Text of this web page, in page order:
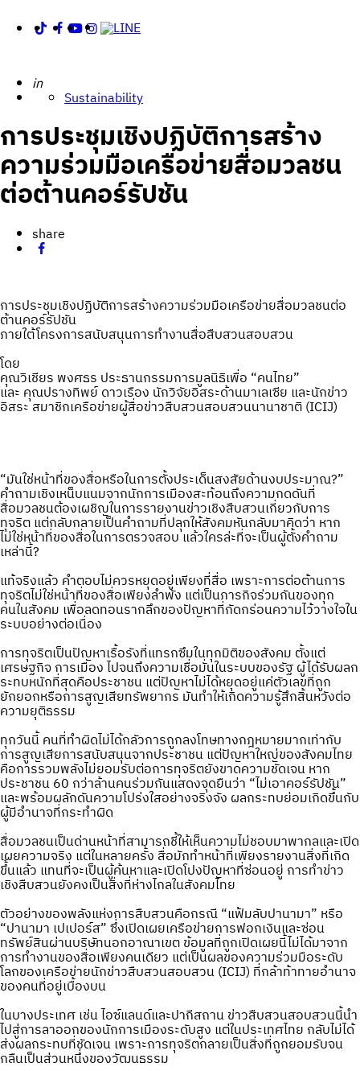
Posted
in
Sustainability
การประชุมเชิงปฏิบัติการสร้าง
ความร่วมมือเครือข่ายสื่อมวลชน
ต่อต้านคอร์รัปชัน
share
การประชุมเชิงปฏิบัติการสร้างความร่วมมือเครือข่ายสื่อมวลชนต่อ
ต้านคอร์รัปชัน
ภายใต้โครงการสนับสนุนการทำงานสื่อสืบสวนสอบสวน
โดย
คุณวิเชียร พงศธร ประธานกรรมการมูลนิธิเพื่อ “คนไทย”
และ คุณปรางทิพย์ ดาวเรือง นักวิจัยอิสระด้านมาเลเซีย และนักข่าว
อิสระ สมาชิกเครือข่ายผู้สื่อข่าวสืบสวนสอบสวนนานาชาติ (ICIJ)
“มันใช่หน้าที่ของสื่อหรือในการตั้งประเด็นสงสัยด้านงบประมาณ?”
คำถามเชิงเหน็บแนมจากนักการเมืองสะท้อนถึงความกดดันที่
สื่อมวลชนต้องเผชิญในการรายงานข่าวเชิงสืบสวนเกี่ยวกับการ
ทุจริต แต่กลับกลายเป็นคำถามที่ปลุกให้สังคมหันกลับมาคิดว่า หาก
ไม่ใช่หน้าที่ของสื่อในการตรวจสอบ แล้วใครล่ะที่จะเป็นผู้ตั้งคำถาม
เหล่านี้?
แท้จริงแล้ว คำตอบไม่ควรหยุดอยู่เพียงที่สื่อ เพราะการต่อต้านการ
ทุจริตไม่ใช่หน้าที่ของสื่อเพียงลำพัง แต่เป็นภารกิจร่วมกันของทุก
คนในสังคม เพื่อลดทอนรากลึกของปัญหาที่กัดกร่อนความไว้วางใจใน
ระบบอย่างต่อเนื่อง
การทุจริตเป็นปัญหาเรื้อรังที่แทรกซึมในทุกมิติของสังคม ตั้งแต่
เศรษฐกิจ การเมือง ไปจนถึงความเชื่อมั่นในระบบของรัฐ ผู้ได้รับผลก
ระทบหนักที่สุดคือประชาชน แต่ปัญหาไม่ได้หยุดอยู่แค่ตัวเลขที่ถูก
ยักยอกหรือการสูญเสียทรัพยากร มันทำให้เกิดความรู้สึกสิ้นหวังต่อ
ความยุติธรรม
ทุกวันนี้ คนที่ทำผิดไม่ได้กลัวการถูกลงโทษทางกฎหมายมากเท่ากับ
การสูญเสียการสนับสนุนจากประชาชน แต่ปัญหาใหญ่ของสังคมไทย
คือการรวมพลังไม่ยอมรับต่อการทุจริตยังขาดความชัดเจน หาก
ประชาชน 60 กว่าล้านคนร่วมกันแสดงจุดยืนว่า “ไม่เอาคอร์รัปชัน”
และพร้อมผลักดันความโปร่งใสอย่างจริงจัง ผลกระทบย่อมเกิดขึ้นกับ
ผู้มีอำนาจที่กระทำผิด
สื่อมวลชนเป็นด่านหน้าที่สามารถชี้ให้เห็นความไม่ชอบมาพากลและเปิด
เผยความจริง แต่ในหลายครั้ง สื่อมักทำหน้าที่เพียงรายงานสิ่งที่เกิด
ขึ้นแล้ว แทนที่จะเป็นผู้ค้นหาและเปิดโปงปัญหาที่ซ่อนอยู่ การทำข่าว
เชิงสืบสวนยังคงเป็นสิ่งที่ห่างไกลในสังคมไทย
ตัวอย่างของพลังแห่งการสืบสวนคือกรณี “แฟ้มลับปานามา” หรือ
“ปานามา เปเปอร์ส” ซึ่งเปิดเผยเครือข่ายการฟอกเงินและซ่อน
ทรัพย์สินผ่านบริษัทนอกอาณาเขต ข้อมูลที่ถูกเปิดเผยนี้ไม่ได้มาจาก
การทำงานของสื่อเพียงคนเดียว แต่เป็นผลของความร่วมมือระดับ
โลกของเครือข่ายนักข่าวสืบสวนสอบสวน (ICIJ) ที่กล้าท้าทายอำนาจ
ของคนที่อยู่เบื้องบน
ในบางประเทศ เช่น ไอซ์แลนด์และปากีสถาน ข่าวสืบสวนสอบสวนนี้นำ
ไปสู่การลาออกของนักการเมืองระดับสูง แต่ในประเทศไทย กลับไม่ได้
ส่งผลกระทบที่ชัดเจน เพราะการทุจริตกลายเป็นสิ่งที่ถูกยอมรับจน
กลืนเป็นส่วนหนึ่งของวัฒนธรรม